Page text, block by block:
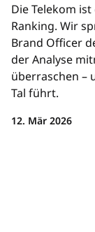
Die Telekom
Ranking. Wir
Brand Officer
der Analyse
überraschen –
Tal führt.
12. Mär 2026